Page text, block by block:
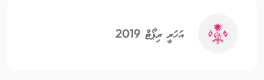
އަހަރީ ރިޕޯޓް 2019